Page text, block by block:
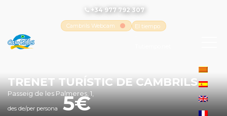
+34 977 792 307
Cambrils Webcam
El tiempo
TRENET TURÍSTIC DE CAMBRILS
Passeig de les Palmeres, 1,
des de/per persona 5